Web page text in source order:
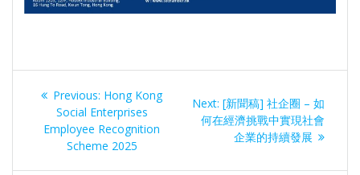
Post
navigation
Previous: Previous
post:
Hong Kong
Social Enterprises
Employee Recognition
Scheme 2025
Next: Next
post:
[新聞稿] 社企圈 – 如
何在經濟挑戰中實現社會
企業的持續發展